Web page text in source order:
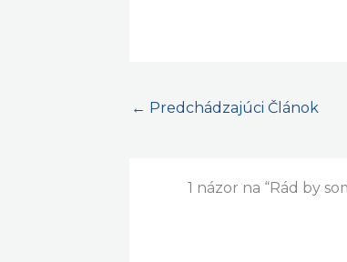
← Predchádzajúci Článok
1 názor na “Rád by